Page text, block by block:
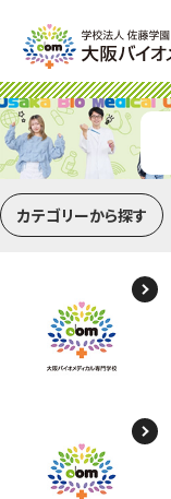
カテゴリーから探す